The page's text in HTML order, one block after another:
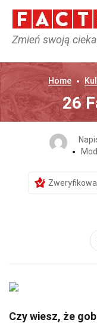
Zmień swoją
Home
26
Czy wiesz, że